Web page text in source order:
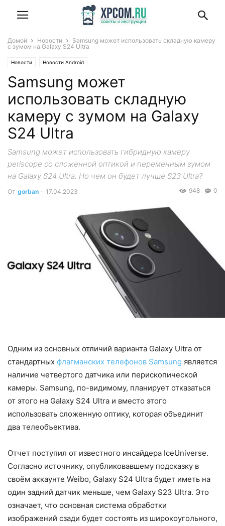
Домой Новости
Samsung может использовать складную камеру
с зумом на Galaxy S24 Ultra
Новости Новости Android
Samsung может
использовать складную
камеру с зумом на Galaxy
S24 Ultra
Samsung может использовать гибридную камеру
periscope со сложенной оптикой и переменным зумом
на Galaxy S24 Ultra. Но чем он будет лучше S23 Ultra?
От gorban - 17.04.2023 0
948
Одним из основных отличий варианта Galaxy Ultra от
стандартных флагманских телефонов Samsung является
наличие четвертого датчика или перископической
камеры. Samsung, по-видимому, планирует отказаться
от этого на Galaxy S24 Ultra и вместо этого
использовать сложенную оптику, которая объединит
два телеобъектива.
Отчет поступил от известного инсайдера IceUniverse.
Согласно источнику, опубликовавшему подсказку в
своём аккаунте Weibo, Galaxy S24 Ultra будет иметь на
один задний датчик меньше, чем Galaxy S23 Ultra. Это
означает, что основная система обработки
изображений сзади будет состоять из широкоугольного,